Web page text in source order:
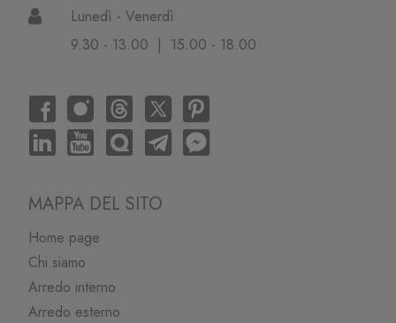
Lunedì - Venerdì
9.30 - 13.00 | 15.00 - 18.00
MAPPA DEL SITO
Home page
Chi siamo
Arredo interno
Arredo esterno